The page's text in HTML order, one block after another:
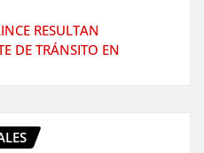
RESULTAN
DE TRÁNSITO EN